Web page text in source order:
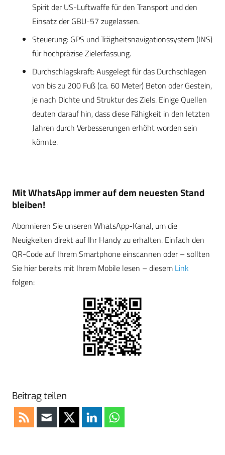
Spirit der US-Luftwaffe für den Transport und den
Einsatz der GBU-57 zugelassen.
Steuerung: GPS und Trägheitsnavigationssystem (INS)
für hochpräzise Zielerfassung.
Durchschlagskraft: Ausgelegt für das Durchschlagen
von bis zu 200 Fuß (ca. 60 Meter) Beton oder Gestein,
je nach Dichte und Struktur des Ziels. Einige Quellen
deuten darauf hin, dass diese Fähigkeit in den letzten
Jahren durch Verbesserungen erhöht worden sein
könnte.
Mit WhatsApp immer auf dem neuesten Stand
bleiben!
Abonnieren Sie unseren WhatsApp-Kanal, um die
Neuigkeiten direkt auf Ihr Handy zu erhalten. Einfach den
QR-Code auf Ihrem Smartphone einscannen oder – sollten
Sie hier bereits mit Ihrem Mobile lesen – diesem Link
folgen:
Beitrag teilen